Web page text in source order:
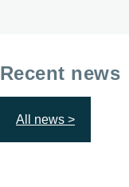
Recent news
All news >